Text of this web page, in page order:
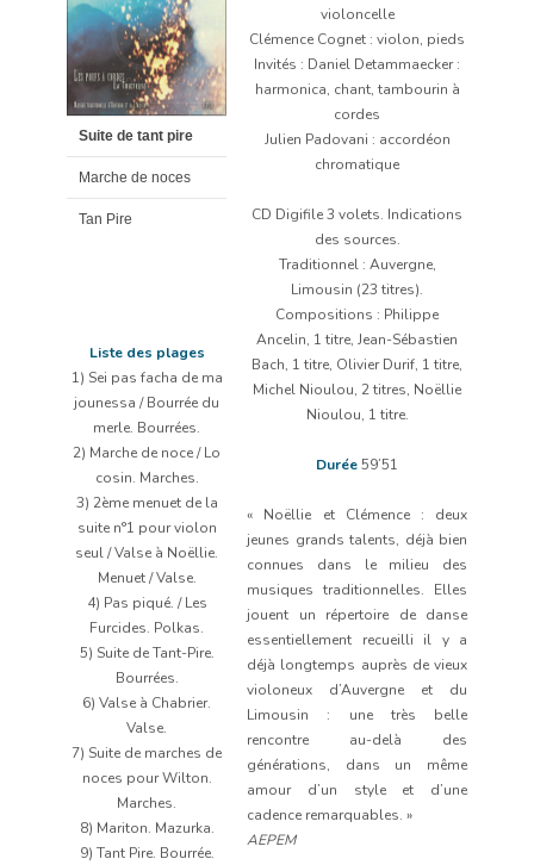
0:00 / 1:03
Suite de tant pire
Marche de noces
Tan Pire
Liste des plages
1) Sei pas facha de ma
jounessa / Bourrée du
merle. Bourrées.
2) Marche de noce / Lo
cosin. Marches.
3) 2ème menuet de la
suite n°1 pour violon
seul / Valse à Noëllie.
Menuet / Valse.
4) Pas piqué. / Les
Furcides. Polkas.
5) Suite de Tant-Pire.
Bourrées.
6) Valse à Chabrier.
Valse.
7) Suite de marches de
noces pour Wilton.
Marches.
8) Mariton. Mazurka.
9) Tant Pire. Bourrée.
violoncelle
Clémence Cognet : violon, pieds
Invités : Daniel Detammaecker :
harmonica, chant, tambourin à
cordes
Julien Padovani : accordéon
chromatique
CD Digifile 3 volets. Indications
des sources.
Traditionnel : Auvergne,
Limousin (23 titres).
Compositions : Philippe
Ancelin, 1 titre, Jean-Sébastien
Bach, 1 titre, Olivier Durif, 1 titre,
Michel Nioulou, 2 titres, Noëllie
Nioulou, 1 titre.
Durée59’51
« Noëllie et Clémence : deux
jeunes grands talents, déjà bien
connues dans le milieu des
musiques traditionnelles. Elles
jouent un répertoire de danse
essentiellement recueilli il y a
déjà longtemps auprès de vieux
violoneux d’Auvergne et du
Limousin : une très belle
rencontre au-delà des
générations, dans un même
amour d’un style et d’une
cadence remarquables. »
AEPEM